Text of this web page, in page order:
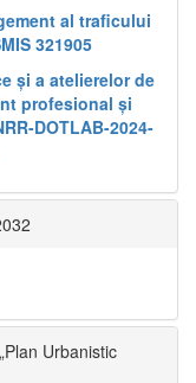
al traficului
321905
și a atelierelor de
profesional și
DOTLAB-2024-
Urbanistic